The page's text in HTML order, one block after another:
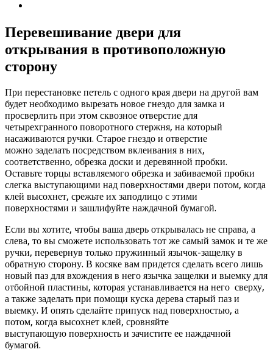
Перевешивание двери для
открывания в противоположную
сторону
При перестановке петель с одного края двери на другой вам
будет необходимо вырезать новое гнездо для замка и
просверлить при этом сквозное отверстие для
четырехгранного поворотного стержня, на который
насаживаются ручки. Старое гнездо и отверстие
можно заделать посредством вклеивания в них,
соответственно, обрезка доски и деревянной пробки.
Оставьте торцы вставляемого обрезка и забиваемой пробки
слегка выступающими над поверхностями двери потом, когда
клей высохнет, срежьте их заподлицо с этими
поверхностями и зашлифуйте наждачной бумагой.
Если вы хотите, чтобы ваша дверь открывалась не справа, а
слева, то вы сможете использовать тот же самый замок и те же
ручки, перевернув только пружинный язычок-защелку в
обратную сторону. В косяке вам придется сделать всего лишь
новый паз для вхождения в него язычка защелки и выемку для
отбойной пластины, которая устанавливается на него сверху,
а также заделать при помощи куска дерева старый паз и
выемку. И опять сделайте припуск над поверхностью, а
потом, когда высохнет клей, сровняйте
выступающую поверхность и зачистите ее наждачной
бумагой.